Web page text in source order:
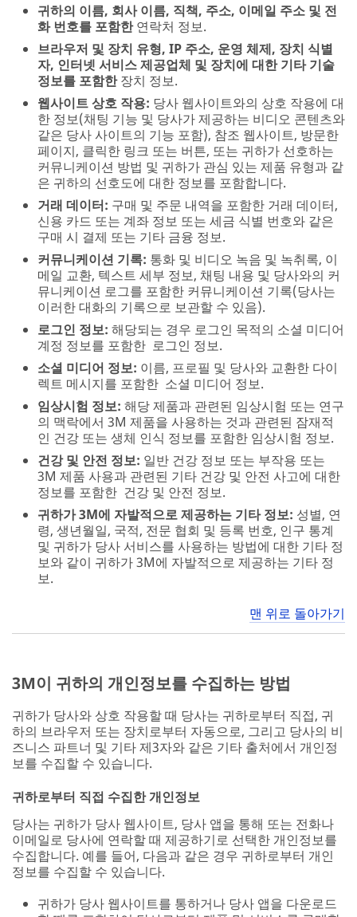
귀하의 이름, 회사 이름, 직책, 주소, 이메일 주소 및 전
화 번호를 포함한연락처 정보.
브라우저 및 장치 유형, IP 주소, 운영 체제, 장치 식별
자, 인터넷 서비스 제공업체 및 장치에 대한 기타 기술
정보를 포함한장치 정보.
웹사이트 상호 작용: 당사 웹사이트와의 상호 작용에 대
한 정보(채팅 기능 및 당사가 제공하는 비디오 콘텐츠와
같은 당사 사이트의 기능 포함), 참조 웹사이트, 방문한
페이지, 클릭한 링크 또는 버튼, 또는 귀하가 선호하는
커뮤니케이션 방법 및 귀하가 관심 있는 제품 유형과 같
은 귀하의 선호도에 대한 정보를 포함합니다.
거래 데이터: 구매 및 주문 내역을 포함한 거래 데이터,
신용 카드 또는 계좌 정보 또는 세금 식별 번호와 같은
구매 시 결제 또는 기타 금융 정보.
커뮤니케이션 기록: 통화 및 비디오 녹음 및 녹취록, 이
메일 교환, 텍스트 세부 정보, 채팅 내용 및 당사와의 커
뮤니케이션 로그를 포함한 커뮤니케이션 기록(당사는
이러한 대화의 기록으로 보관할 수 있음).
로그인 정보: 해당되는 경우 로그인 목적의 소셜 미디어
계정 정보를 포함한 로그인 정보.
소셜 미디어 정보: 이름, 프로필 및 당사와 교환한 다이
렉트 메시지를 포함한 소셜 미디어 정보.
임상시험 정보: 해당 제품과 관련된 임상시험 또는 연구
의 맥락에서 3M 제품을 사용하는 것과 관련된 잠재적
인 건강 또는 생체 인식 정보를 포함한 임상시험 정보.
건강 및 안전 정보: 일반 건강 정보 또는 부작용 또는
3M 제품 사용과 관련된 기타 건강 및 안전 사고에 대한
정보를 포함한 건강 및 안전 정보.
귀하가 3M에 자발적으로 제공하는 기타 정보: 성별, 연
령, 생년월일, 국적, 전문 협회 및 등록 번호, 인구 통계
및 귀하가 당사 서비스를 사용하는 방법에 대한 기타 정
보와 같이 귀하가 3M에 자발적으로 제공하는 기타 정
보.
맨 위로 돌아가기
3M이 귀하의 개인정보를 수집하는 방법
귀하가 당사와 상호 작용할 때 당사는 귀하로부터 직접, 귀
하의 브라우저 또는 장치로부터 자동으로, 그리고 당사의 비
즈니스 파트너 및 기타 제3자와 같은 기타 출처에서 개인정
보를 수집할 수 있습니다.
귀하로부터 직접 수집한 개인정보
당사는 귀하가 당사 웹사이트, 당사 앱을 통해 또는 전화나
이메일로 당사에 연락할 때 제공하기로 선택한 개인정보를
수집합니다. 예를 들어, 다음과 같은 경우 귀하로부터 개인
정보를 수집할 수 있습니다.
귀하가 당사 웹사이트를 통하거나 당사 앱을 다운로드